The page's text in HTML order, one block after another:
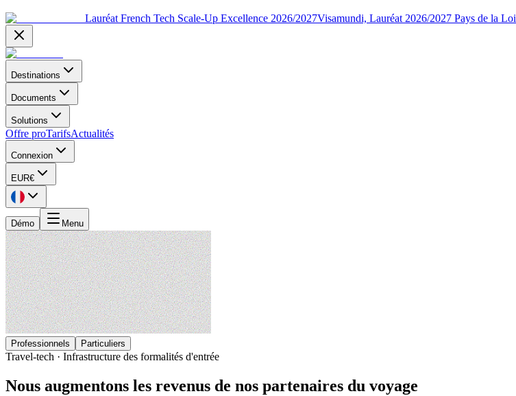
Lauréat French Tech Scale-Up Excellence 2026/2027Visamundi, Lauréat 2026/2027 Pays de la
Destinations
Documents
Solutions
Offre proTarifsActualités
Connexion
EUR€
Démo Menu
Professionnels Particuliers
Travel-tech · Infrastructure des formalités d'entrée
Nous augmentons les revenus de nos partenaires du voyage